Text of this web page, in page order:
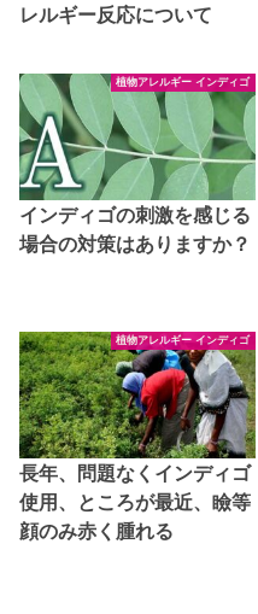
レルギー反応について
植物アレルギー インディゴ
インディゴの刺激を感じる
場合の対策はありますか？
植物アレルギー インディゴ
長年、問題なくインディゴ
使用、ところが最近、瞼等
顔のみ赤く腫れる